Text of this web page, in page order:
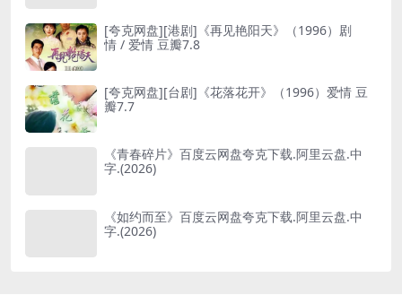
[夸克网盘][港剧]《再见艳阳天》（1996）剧
情 / 爱情 豆瓣7.8
[夸克网盘][台剧]《花落花开》（1996）爱情 豆
瓣7.7
《青春碎片》百度云网盘夸克下载.阿里云盘.中
字.(2026)
《如约而至》百度云网盘夸克下载.阿里云盘.中
字.(2026)